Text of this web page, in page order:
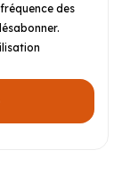
des